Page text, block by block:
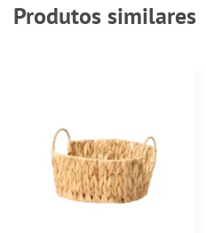
Produtos similares